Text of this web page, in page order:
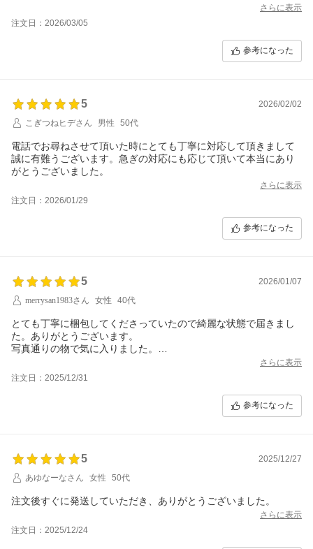
さらに表示
注文日：2026/03/05
参考になった
5
2026/02/02
こぎつねヒデさん
男性 50代
電話でお尋ねさせて頂いた時にとても丁寧に対応して頂きまして
誠に有難うございます。急ぎの対応にも応じて頂いて本当にあり
がとうございました。
さらに表示
注文日：2026/01/29
参考になった
5
2026/01/07
merrysan1983さん
女性 40代
とても丁寧に梱包してくださっていたので綺麗な状態で届きまし
た。ありがとうございます。
写真通りの物で気に入りました。
さらに表示
注文日：2025/12/31
参考になった
5
2025/12/27
あゆなーなさん
女性 50代
注文後すぐに発送していただき、ありがとうございました。
さらに表示
注文日：2025/12/24